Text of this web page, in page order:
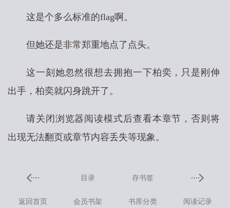
这是个多么标准的flag啊。
但她还是非常郑重地点了点头。
这一刻她忽然很想去拥抱一下柏奕，只是刚伸
出手，柏奕就闪身跳开了。
请关闭浏览器阅读模式后查看本章节，否则将
出现无法翻页或章节内容丢失等现象。
目录 存书签
返回首页 会员书架 书库分类 阅读记录